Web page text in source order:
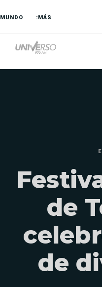
MUNDO :MÁS
de
de